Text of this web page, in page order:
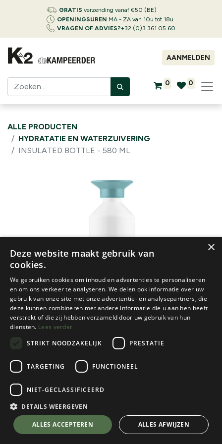
GRATIS verzending vanaf €50 (BE)
OPENINGSUREN MA - ZA van 10u tot 18u
VRAGEN OF ADVIES?+32 (0)3 361 05 60
AANMELDEN
0 0
ALLE PRODUCTEN
HYDRATATIE EN WATERZUIVERING
INSULATED BOTTLE - 580 ML
Dopper
Insulated Bottle - 580 ml
Bottlenose Blue
Kies een maat
💬 Stel je vraag over dit product via WhatsApp
×
Deze website maakt gebruik van
cookies.
We gebruiken cookies om inhoud en advertenties te personaliseren
en om ons verkeer te analyseren. We delen ook informatie over uw
gebruik van onze site met onze advertentie- en analysepartners, die
deze kunnen combineren met andere informatie die u aan hen heeft
verstrekt of die zij hebben verzameld door uw gebruik van hun
diensten. Lees verder
STRIKT NOODZAKELIJK
PRESTATIE
TARGETING FUNCTIONEEL
NIET-GECLASSIFICEERD
DETAILS WEERGEVEN
ALLES ACCEPTEREN ALLES AFWIJZEN